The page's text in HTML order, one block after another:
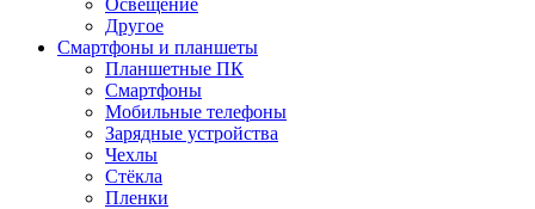
Освещение
Другое
Смартфоны и планшеты
Планшетные ПК
Смартфоны
Мобильные телефоны
Зарядные устройства
Чехлы
Стёкла
Пленки